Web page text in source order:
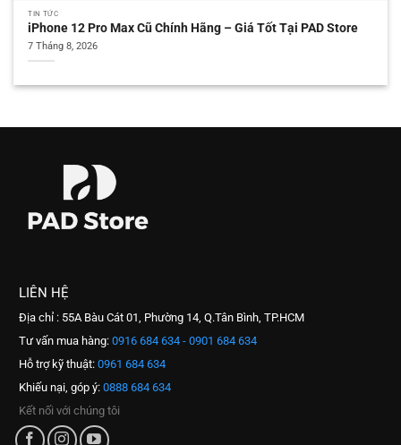
TIN TỨC
iPhone 12 Pro Max Cũ Chính Hãng – Giá Tốt Tại PAD Store
7 Tháng 8, 2026
LIÊN HỆ
Địa chỉ : 55A Bàu Cát 01, Phường 14, Q.Tân Bình, TP.HCM
Tư vấn mua hàng: 0916 684 634 - 0901 684 634
Hỗ trợ kỹ thuật: 0961 684 634
Khiếu nại, góp ý: 0888 684 634
Kết nối với chúng tôi